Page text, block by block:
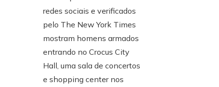
redes sociais e verificados
pelo The New York Times
mostram homens armados
entrando no Crocus City
Hall, uma sala de concertos
e shopping center nos